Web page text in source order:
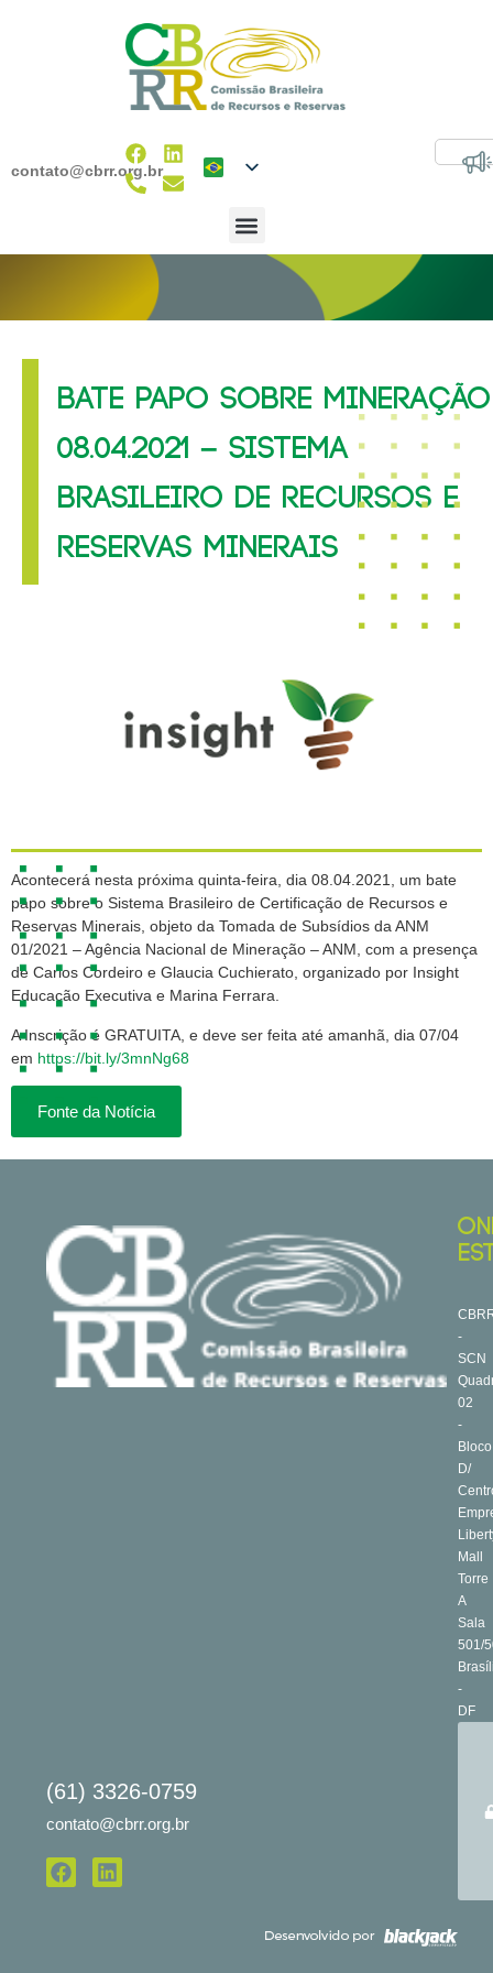
contato@cbrr.org.br
BATE PAPO SOBRE MINERAÇÃO
08.04.2021 – SISTEMA
BRASILEIRO DE RECURSOS E
RESERVAS MINERAIS
Acontecerá nesta próxima quinta-feira, dia 08.04.2021, um bate
papo sobre o Sistema Brasileiro de Certificação de Recursos e
Reservas Minerais, objeto da Tomada de Subsídios da ANM
01/2021 – Agência Nacional de Mineração – ANM, com a presença
de Carlos Cordeiro e Glaucia Cuchierato, organizado por Insight
Educação Executiva e Marina Ferrara.
A Inscrição é GRATUITA, e deve ser feita até amanhã, dia 07/04
em https://bit.ly/3mnNg68
Fonte da Notícia
(61) 3326-0759
contato@cbrr.org.br
-
SCN
02
-
Bloco
D/
Mall
Torre
A
Sala
501/
-
DF